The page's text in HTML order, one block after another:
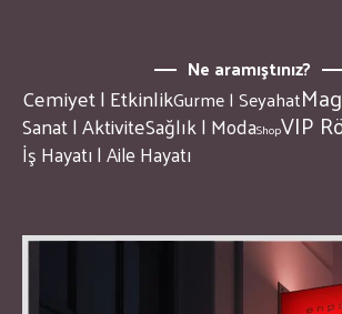
Ne aramıştınız?
Cemiyet | EtkinlikGurme | Seyahat
Sanat | AktiviteSağlık | ModaShopVIP
İş Hayatı | Aile Hayatı